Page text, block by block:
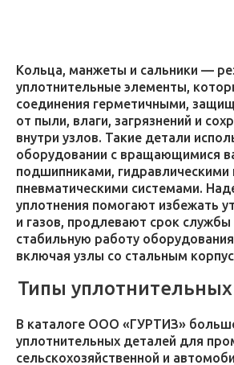
Кольца, манжеты и сальники —
уплотнительные элементы,
соединения герметичными,
от пыли, влаги, загрязнений и
внутри узлов. Такие детали
оборудовании с вращающимися
подшипниками, гидравлическими
пневматическими системами.
уплотнения помогают избежать
и газов, продлевают срок
стабильную работу
включая узлы со стальным
Типы
В каталоге ООО «ГУРТИЗ»
уплотнительных деталей для
сельскохозяйственной и